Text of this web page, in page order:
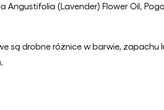
Angustifolia (Lavender) Flower Oil,
są drobne różnice w barwie, zapachu